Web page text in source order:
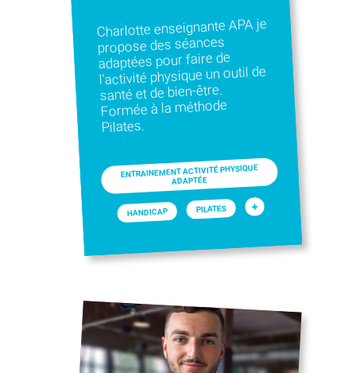
Charlotte enseignante APA je
propose des séances
adaptées pour faire de
l’activité physique un outil de
santé et de bien-être.
Formée à la méthode
Pilates.
ENTRAINEMENT ACTIVITÉ PHYSIQUE
ADAPTÉE
HANDICAP PILATES +